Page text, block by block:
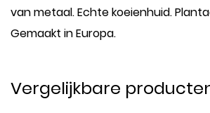
van metaal. Echte koeienhuid.
Gemaakt in Europa.
Vergelijkbare